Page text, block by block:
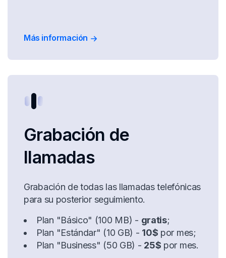
Más información
Grabación de
llamadas
Grabación de todas las llamadas telefónicas
para su posterior seguimiento.
Plan "Básico" (100 MB) - gratis;
Plan "Estándar" (10 GB) - 10$ por mes;
Plan "Business" (50 GB) - 25$ por mes.